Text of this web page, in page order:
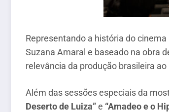
Representando a história do
Suzana Amaral e baseado na obra
relevância da produção brasileira
Além das sessões especiais da
Deserto de Luiza”e “Amadeo e o